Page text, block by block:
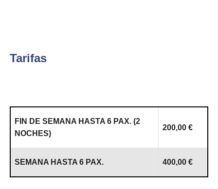
Tarifas
FIN DE SEMANA HASTA 6 PAX. (2
NOCHES)
200,00 €
SEMANA HASTA 6 PAX. 400,00 €